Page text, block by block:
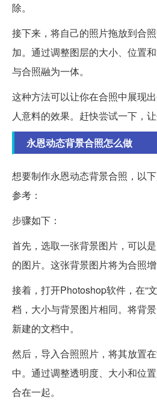
除。
接下来，将自己的照片拖放到合
加。通过调整图层的大小、位置
与合照融为一体。
这种方法可以让你在合照中展现
人意料的效果。赶快尝试一下，
永恩动态背景合照怎么做
想要制作永恩动态背景合照，以
参考：
步骤如下：
首先，选取一张背景图片，可以
的图片。这张背景图片将为合照增
接着，打开Photoshop软件，在“
档，大小与背景图片相同。将背
新建的文档中。
然后，导入合照照片，将其放置
中。通过调整透明度、大小和位
合在一起。